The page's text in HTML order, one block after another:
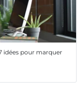
idées pour marquer